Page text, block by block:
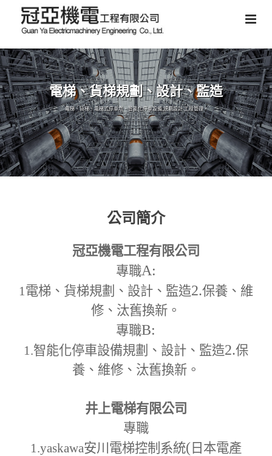
電梯、貨梯規劃、設計、監造
電梯、貨梯、電梯式停車塔、智能化停車設備,規劃設計,工程管理。
公司簡介
冠亞機電工程有限公司
專職A:
1電梯、貨梯規劃、設計、監造2.保養、維
修、汰舊換新。
專職B:
1.智能化停車設備規劃、設計、監造2.保
養、維修、汰舊換新。
井上電梯有限公司
專職
1.yaskawa安川電梯控制系統( 日本電產